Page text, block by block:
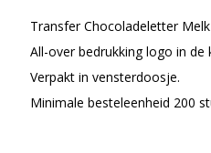
Transfer Chocoladeletter
All-over bedrukking logo in de
Verpakt in vensterdoosje.
Minimale besteleenheid 200